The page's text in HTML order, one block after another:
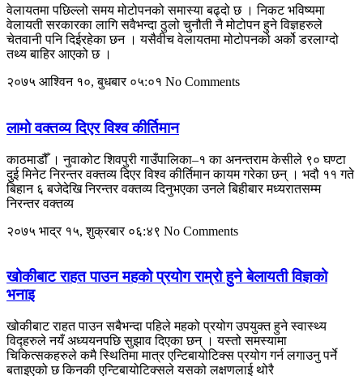
वेलायतमा पछिल्लो समय मोटोपनको समास्या बढ्दो छ । निकट भविष्यमा
वेलायती सरकारका लागि सवैभन्दा ठुलो चुनौती नै मोटोपन हुने विज्ञहरुले
चेतवानी पनि दिईरहेका छन । यसैवीच वेलायतमा मोटोपनको अर्को डरलाग्दो
तथ्य बाहिर आएको छ ।
२०७५ आश्विन १०, बुधबार ०५:०१ No Comments
लामो वक्तव्य दिएर विश्व कीर्तिमान
काठमाडौँ । नुवाकोट शिवपुरी गाउँपालिका–१ का अनन्तराम केसीले ९० घण्टा
दुई मिनेट निरन्तर वक्तव्य दिएर विश्व कीर्तिमान कायम गरेका छन् । भदौ ११ गते
बिहान ६ बजेदेखि निरन्तर वक्तव्य दिनुभएका उनले बिहीबार मध्यरातसम्म
निरन्तर वक्तव्य
२०७५ भाद्र १५, शुक्रबार ०६:४९ No Comments
खोकीबाट राहत पाउन महको प्रयोग राम्रो हुने बेलायती विज्ञको
भनाइ
खोकीबाट राहत पाउन सबैभन्दा पहिले महको प्रयोग उपयुक्त हुने स्वास्थ्य
विद्हरुले नयँ अध्ययनपछि सुझाव दिएका छन् । यस्तो समस्यामा
चिकित्सकहरुले कमै स्थितिमा मात्र एन्टिबायोटिक्स प्रयोग गर्न लगाउनु पर्ने
बताइएको छ किनकी एन्टिबायोटिक्सले यसको लक्षणलाई थोरै